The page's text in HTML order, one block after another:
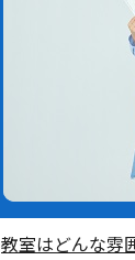
教室はどんな雰